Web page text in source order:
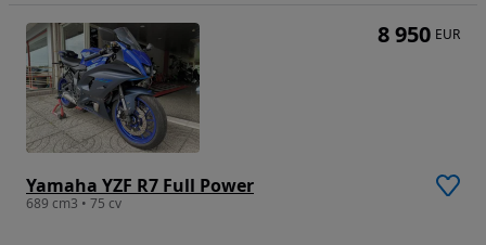
Yamaha YZF R7 Full Power
689 cm3 • 75 cv
8 950 EUR